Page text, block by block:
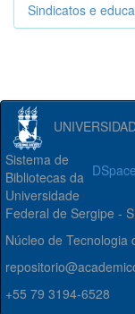
Sindicatos e
Sistema de
Bibliotecas da
Universidade
Federal de Sergipe -
Núcleo de Tecnologia
+55 79 3194-6528